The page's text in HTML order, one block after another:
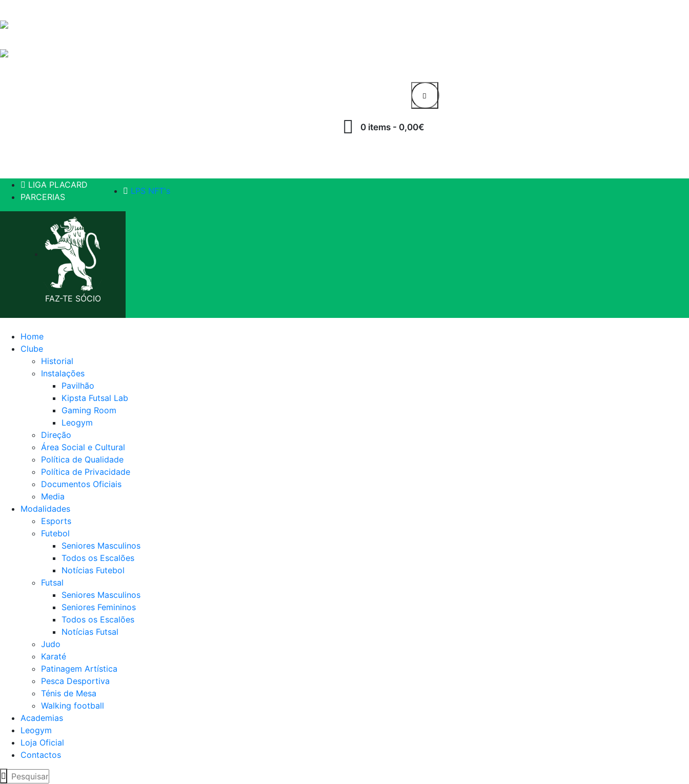
0 items- 0,00€
LIGA PLACARD
PARCERIAS
LPS NFT's
FAZ-TE SÓCIO
Home
Clube
Historial
Instalações
Pavilhão
Kipsta Futsal Lab
Gaming Room
Leogym
Direção
Área Social e Cultural
Política de Qualidade
Política de Privacidade
Documentos Oficiais
Media
Modalidades
Esports
Futebol
Seniores Masculinos
Todos os Escalões
Notícias Futebol
Futsal
Seniores Masculinos
Seniores Femininos
Todos os Escalões
Notícias Futsal
Judo
Karaté
Patinagem Artística
Pesca Desportiva
Ténis de Mesa
Walking football
Academias
Leogym
Loja Oficial
Contactos